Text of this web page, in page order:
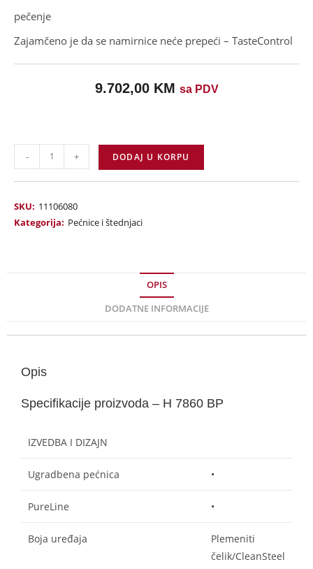
pečenje
Zajamčeno je da se namirnice neće prepeći – TasteControl
9.702,00 KM sa PDV
- + DODAJ U KORPU
SKU: 11106080
Kategorija: Pećnice i štednjaci
OPIS
DODATNE INFORMACIJE
Opis
Specifikacije proizvoda – H 7860 BP
IZVEDBA I DIZAJN
Ugradbena pećnica •
PureLine •
Boja uređaja
Plemeniti
čelik/CleanSteel